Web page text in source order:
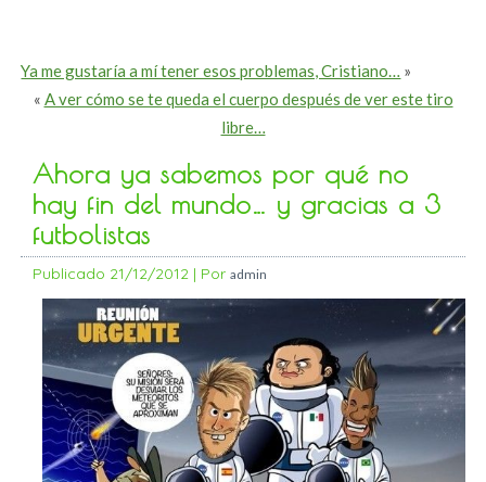
Ya me gustaría a mí tener esos problemas, Cristiano… »
« A ver cómo se te queda el cuerpo después de ver este tiro
libre…
Ahora ya sabemos por qué no
hay fin del mundo… y gracias a 3
futbolistas
Publicado 21/12/2012 | Por admin